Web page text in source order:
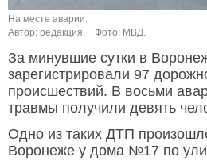
На месте аварии.
Автор: редакция.
Фото: МВД.
За минувшие сутки в
зарегистрировали 97
происшествий. В восьми
травмы получили девять
Одно из таких ДТП
Воронеже у дома №17 по